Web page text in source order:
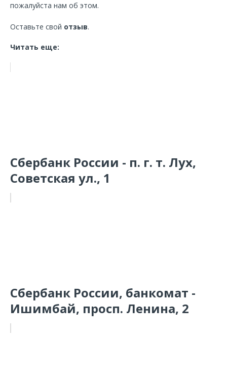
пожалуйста нам об этом.
Оставьте свой отзыв.
Читать еще:
Сбербанк России - п. г. т. Лух,
Советская ул., 1
Сбербанк России, банкомат -
Ишимбай, просп. Ленина, 2